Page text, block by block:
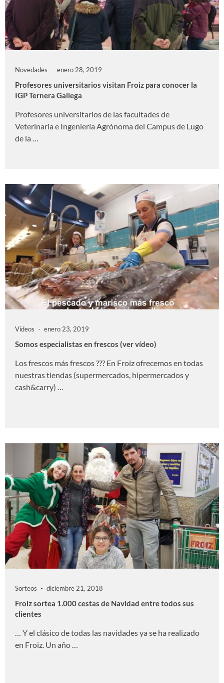
Novedades enero 28, 2019
Profesores universitarios visitan Froiz para conocer la
IGP Ternera Gallega
Profesores universitarios de las facultades de
Veterinaria e Ingeniería Agrónoma del Campus de Lugo
de la …
Vídeos enero 23, 2019
Somos especialistas en frescos (ver vídeo)
Los frescos más frescos ??? En Froiz ofrecemos en todas
nuestras tiendas (supermercados, hipermercados y
cash&carry) …
Sorteos diciembre 21, 2018
Froiz sortea 1.000 cestas de Navidad entre todos sus
clientes
… Y el clásico de todas las navidades ya se ha realizado
en Froiz. Un año …